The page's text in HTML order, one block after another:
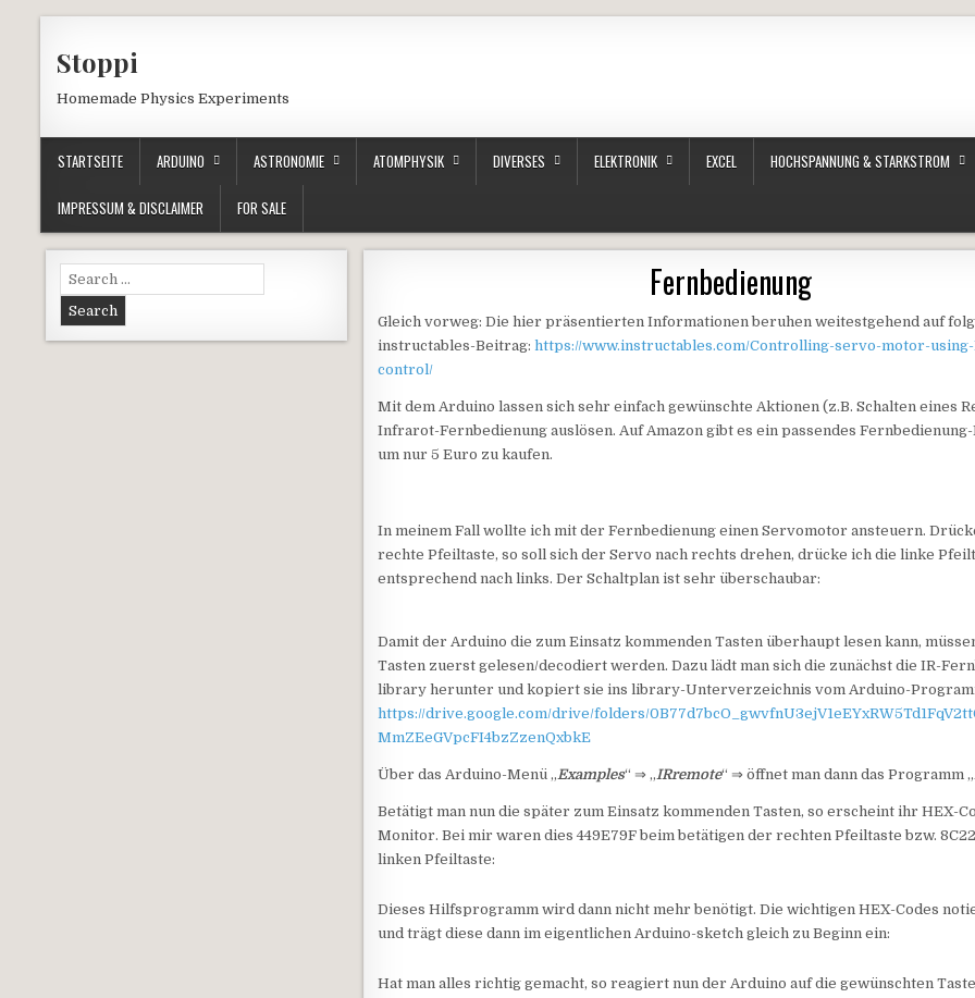
Stoppi
Homemade Physics Experiments
STARTSEITE ARDUINO ASTRONOMIE ATOMPHYSIK DIVERSES ELEKTRONIK EXCEL HOCHSPANNUNG & STARKSTROM
IMPRESSUM & DISCLAIMER FOR SALE
Fernbedienung
Gleich vorweg: Die hier präsentierten Informationen beruhen weitestgehend auf
instructables-Beitrag:https://www.instructables.com/Controlling-servo-motor-
control/
Mit dem Arduino lassen sich sehr einfach gewünschte Aktionen (z.B. Schalten eines
Infrarot-Fernbedienung auslösen. Auf Amazon gibt es ein passendes
um nur 5 Euro zu kaufen.
In meinem Fall wollte ich mit der Fernbedienung einen Servomotor ansteuern.
rechte Pfeiltaste, so soll sich der Servo nach rechts drehen, drücke ich die linke
entsprechend nach links. Der Schaltplan ist sehr überschaubar:
Damit der Arduino die zum Einsatz kommenden Tasten überhaupt lesen kann,
Tasten zuerst gelesen/decodiert werden. Dazu lädt man sich die zunächst die IR-
library herunter und kopiert sie ins library-Unterverzeichnis vom Arduino-
https://drive.google.com/drive/folders/
MmZEeGVpcFI4bzZzenQxbkE
Über das Arduino-Menü „Examples“ ⇒ „IRremote“ ⇒ öffnet man dann das Programm „
Betätigt man nun die später zum Einsatz kommenden Tasten, so erscheint ihr HEX-
Monitor. Bei mir waren dies 449E79F beim betätigen der rechten Pfeiltaste bzw.
linken Pfeiltaste:
Dieses Hilfsprogramm wird dann nicht mehr benötigt. Die wichtigen HEX-Codes
und trägt diese dann im eigentlichen Arduino-sketch gleich zu Beginn ein:
Hat man alles richtig gemacht, so reagiert nun der Arduino auf die gewünschten
Search for: